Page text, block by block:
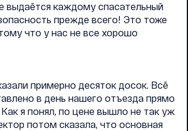
выдаётся каждому спасательный
прежде всего! Это тоже
что у нас не все хорошо
примерно десяток досок. Всё
в день нашего отъезда прямо
Как я понял, по цене вышло не так уж
потом сказала, что основная